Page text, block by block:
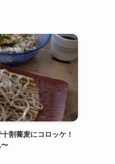
割蕎麦にコロッケ！